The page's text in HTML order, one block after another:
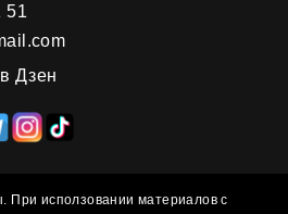
51
Дзен
При исползовании материалов с